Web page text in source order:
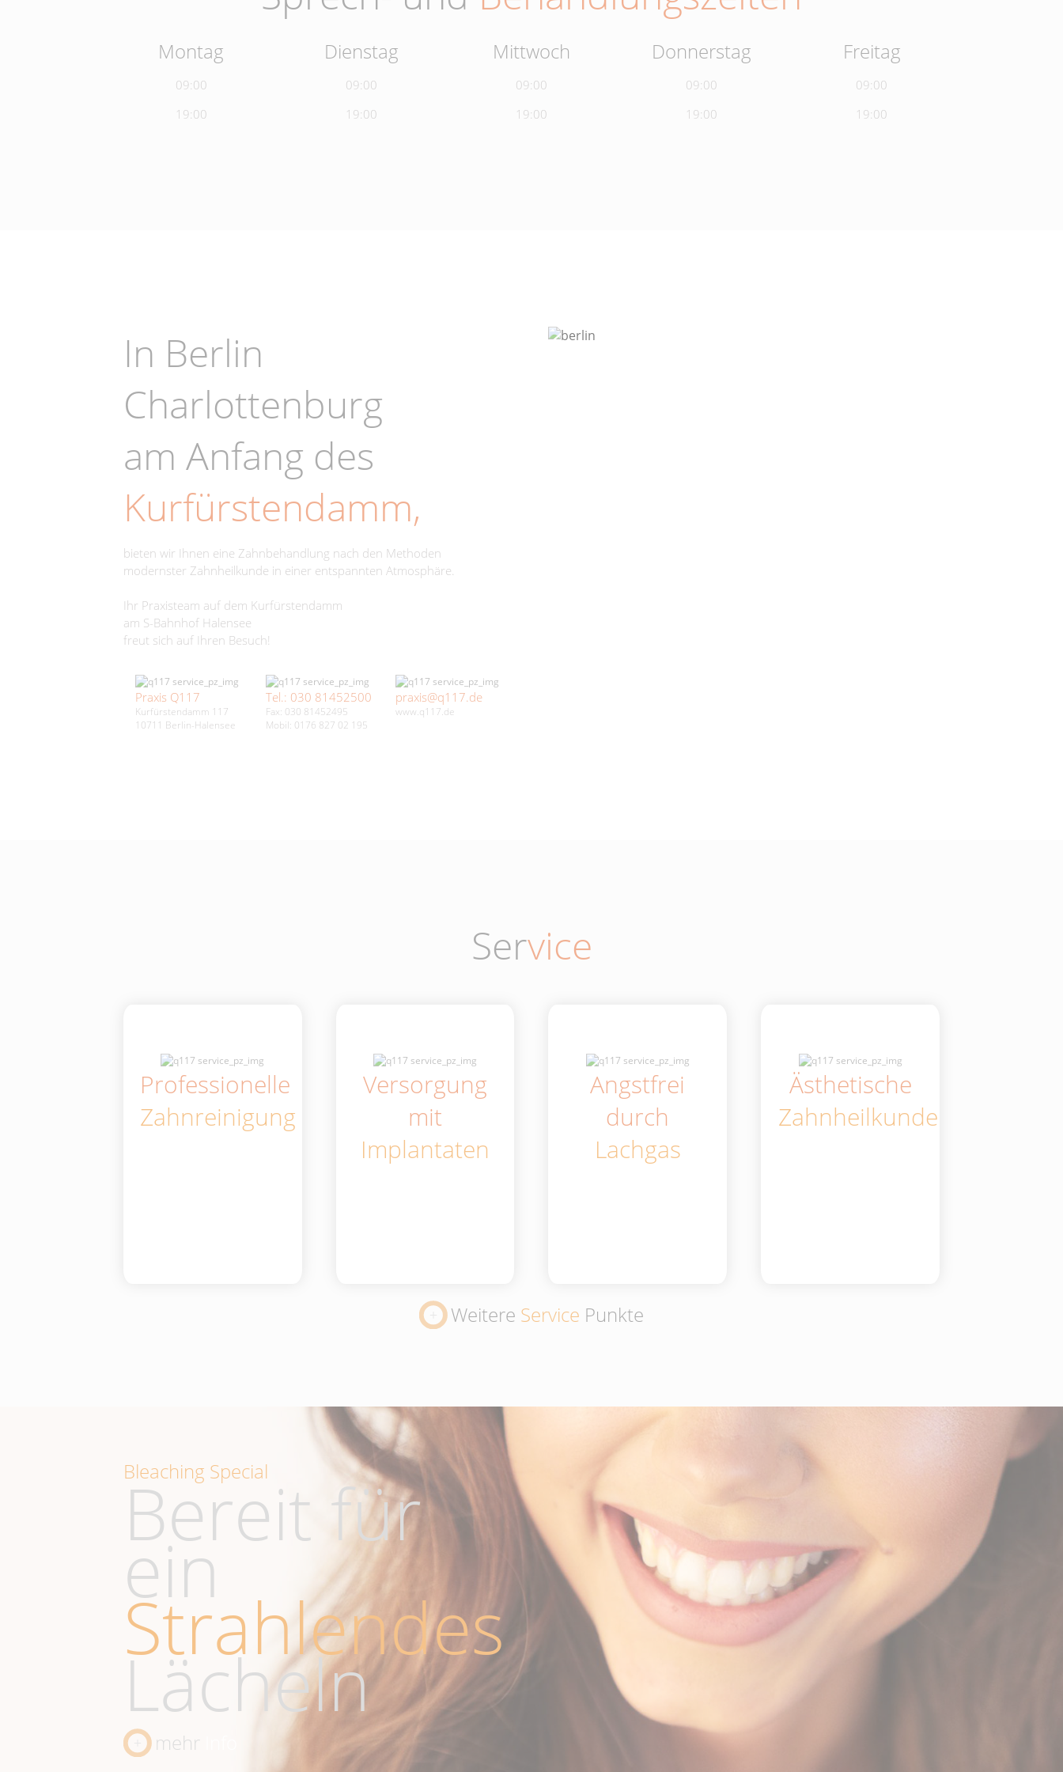
Montag
09:00
19:00
Dienstag
09:00
19:00
Mittwoch
09:00
19:00
Donnerstag
09:00
19:00
Freitag
09:00
19:00
In Berlin
Charlottenburg
am Anfang des
Kurfürstendamm,
bieten wir Ihnen eine Zahnbehandlung nach den Methoden
modernster Zahnheilkunde in einer entspannten Atmosphäre.
Ihr Praxisteam auf dem Kurfürstendamm
am S-Bahnhof Halensee
freut sich auf Ihren Besuch!
Praxis Q117
Kurfürstendamm 117
10711 Berlin-Halensee
Tel.: 030 81452500
Fax: 030 81452495
Mobil: 0176 827 02 195
praxis@q117.de
www.q117.de
Service
Professionelle
Zahnreinigung
Versorgung
mit
Implantaten
Angstfrei
durch
Lachgas
Ästhetische
Zahnheilkunde
Weitere Service Punkte
Bleaching Special
Bereit für
ein
Strahlendes
Lächeln
mehr